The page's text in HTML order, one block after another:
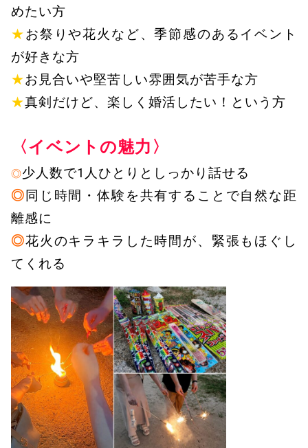
めたい方
★お祭りや花火など、季節感のあるイベント
が好きな方
★お見合いや堅苦しい雰囲気が苦手な方
★真剣だけど、楽しく婚活したい！という方
〈イベントの魅力〉
◎少人数で1人ひとりとしっかり話せる
◎同じ時間・体験を共有することで自然な距
離感に
◎花火のキラキラした時間が、緊張もほぐし
てくれる